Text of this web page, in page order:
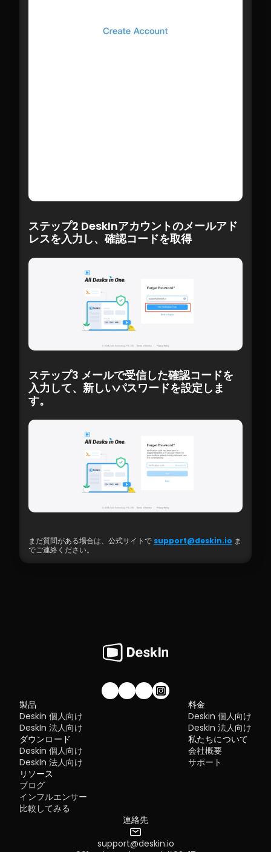
ステップ2 DeskInアカウントのメールアド
レスを入力し、確認コードを取得
ステップ3 メールで受信した確認コードを
入力して、新しいパスワードを設定しま
す。
まだ質問がある場合は、公式サイトで support@deskin.io ま
でご連絡ください。
私たちのコミュニティに参加しませんか！
製品
Deskin 個人向け
DeskIn 法人向け
ダウンロード
Deskin 個人向け
DeskIn 法人向け
料金
Deskin 個人向け
DeskIn 法人向け
私たちについて
会社概要
サポート
リソース
ブログ
インフルエンサー
比較してみる
連絡先
support@deskin.io